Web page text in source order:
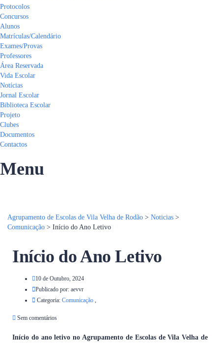
Protocolos
Concursos
Alunos
Matrículas/Calendário
Exames/Provas
Professores
Área Reservada
Vida Escolar
Notícias
Jornal Escolar
Biblioteca Escolar
Projeto
Clubes
Documentos
Contactos
Menu
Agrupamento de Escolas de Vila Velha de Rodão > Noticias >
Comunicação > Início do Ano Letivo
Início do Ano Letivo
10 de Outubro, 2024
Publicado por: aevvr
Categoria: Comunicação ,
Sem comentários
Início do ano letivo no Agrupamento de Escolas de Vila Velha de